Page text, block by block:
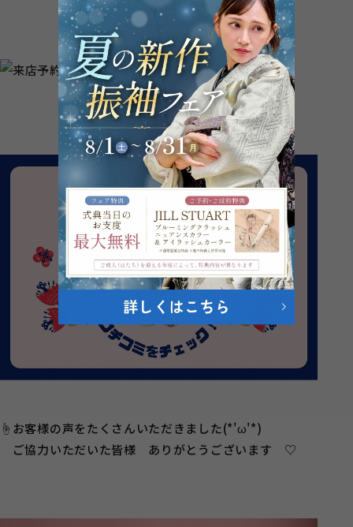
☝お客様の声をたくさんいただきました(*'ω'*)
ご協力いただいた皆様 ありがとうございます ♡